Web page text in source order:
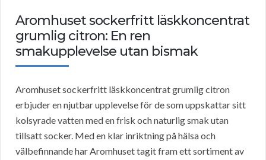
Aromhuset sockerfritt läskkoncentrat
grumlig citron: En ren
smakupplevelse utan bismak
Aromhuset sockerfritt läskkoncentrat grumlig citron
erbjuder en njutbar upplevelse för de som uppskattar sitt
kolsyrade vatten med en frisk och naturlig smak utan
tillsatt socker. Med en klar inriktning på hälsa och
välbefinnande har Aromhuset tagit fram ett sortiment av